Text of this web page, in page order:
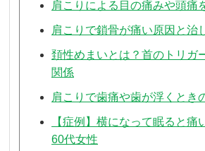
肩こりによる目の痛みや頭痛
肩こりで鎖骨が痛い原因と治
頚性めまいとは？首のトリガ
関係
肩こりで歯痛や歯が浮くとき
【症例】横になって眠ると
60代女性